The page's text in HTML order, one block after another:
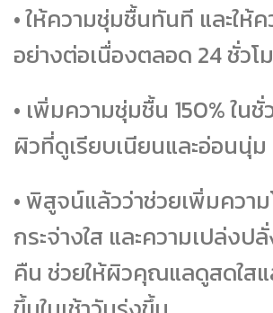
• ให้ความชุ่มชื้นทันที และให้
อย่างต่อเนื่องตลอด 24 ชั่วโ
• เพิ่มความชุ่มชื้น 150% ใน
ผิวที่ดูเรียบเนียนและอ่อนนุ่ม
• พิสูจน์แล้วว่าช่วยเพิ่มควา
กระจ่างใส และความเปล่งป
คืน ช่วยให้ผิวคุณแลดูสดใส